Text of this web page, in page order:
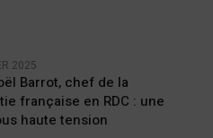
2025
Barrot, chef de la
française en RDC : une
haute tension